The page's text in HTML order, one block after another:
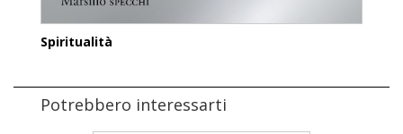
Spiritualità
Potrebbero interessarti